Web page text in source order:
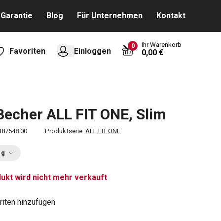
Garantie Blog Für Unternehmen Kontakt
Favoriten Einloggen
0 Ihr Warenkorb
0,00 €
ALL FIT ONE, Slim
Produktserie: ALL FIT ONE
wird nicht mehr verkauft
hinzufügen